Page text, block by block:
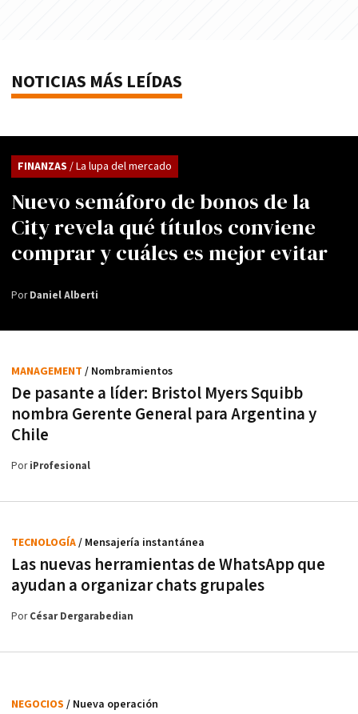
NOTICIAS MÁS LEÍDAS
Nuevo semáforo de bonos de la
City revela qué títulos conviene
comprar y cuáles es mejor evitar
FINANZAS / La lupa del mercado
PorDaniel Alberti
De pasante a líder: Bristol Myers Squibb
nombra Gerente General para Argentina y
Chile
MANAGEMENT / Nombramientos
PoriProfesional
Las nuevas herramientas de WhatsApp que
ayudan a organizar chats grupales
TECNOLOGÍA/ Mensajería instantánea
PorCésar Dergarabedian
NEGOCIOS / Nueva operación